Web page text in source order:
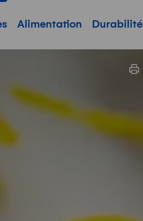
Alimentation Durabilité